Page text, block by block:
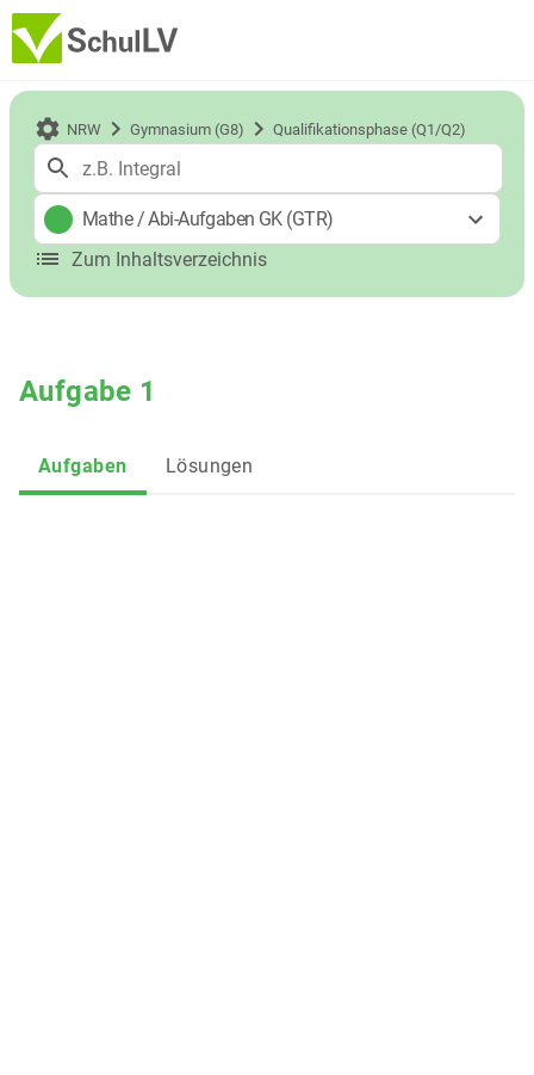
NRW Gymnasium (G8) Qualifikationsphase (Q1/Q2)
Mathe/Abi-Aufgaben GK (GTR)
Zum Inhaltsverzeichnis
Aufgabe 1
Aufgaben Lösungen